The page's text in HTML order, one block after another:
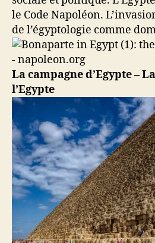
le Code Napoléon.
de l’égyptologie comme
La campagne d’Egypte –
l’Egypte